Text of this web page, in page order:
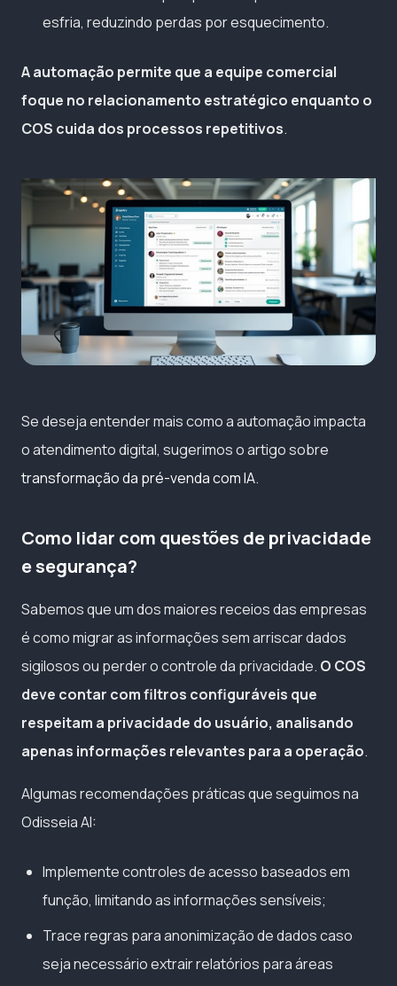
esfria, reduzindo perdas por esquecimento.
A automação permite que a equipe comercial
foque no relacionamento estratégico enquanto o
COS cuida dos processos repetitivos.
Se deseja entender mais como a automação impacta
o atendimento digital, sugerimos o artigo sobre
transformação da pré-venda com IA.
Como lidar com questões de privacidade
e segurança?
Sabemos que um dos maiores receios das empresas
é como migrar as informações sem arriscar dados
sigilosos ou perder o controle da privacidade. O COS
deve contar com filtros configuráveis que
respeitam a privacidade do usuário, analisando
apenas informações relevantes para a operação.
Algumas recomendações práticas que seguimos na
Odisseia AI:
Implemente controles de acesso baseados em
função, limitando as informações sensíveis;
Trace regras para anonimização de dados caso
seja necessário extrair relatórios para áreas